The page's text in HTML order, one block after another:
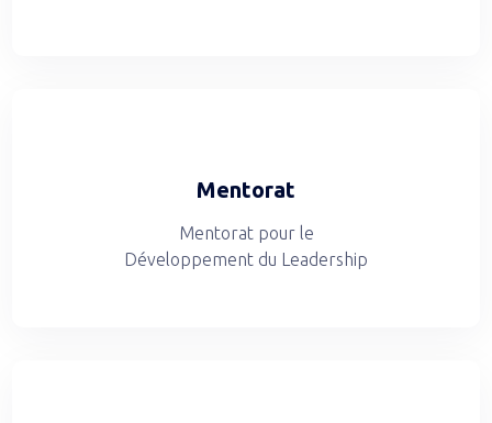
Mentorat
Mentorat pour le
Développement du Leadership